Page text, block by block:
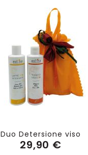
Duo Detersione viso
29,90 €